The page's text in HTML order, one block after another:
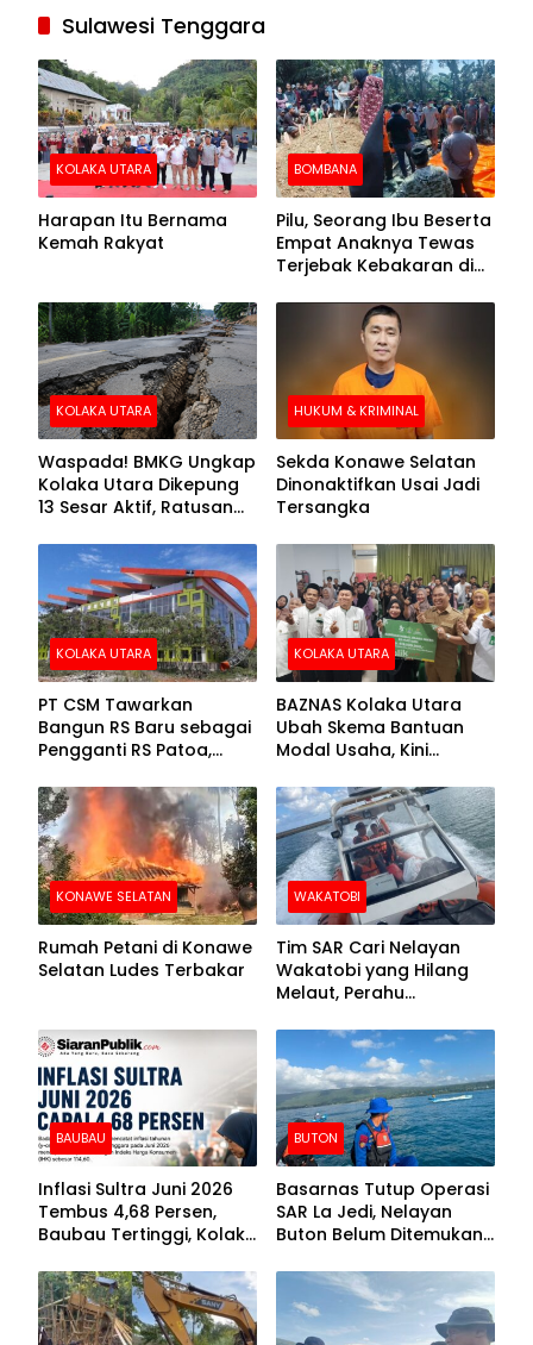
Sulawesi Tenggara
KOLAKA UTARA
Harapan Itu Bernama
Kemah Rakyat
BOMBANA
Pilu, Seorang Ibu Beserta
Empat Anaknya Tewas
Terjebak Kebakaran di
KOLAKA UTARA
Waspada! BMKG Ungkap
Kolaka Utara Dikepung
13 Sesar Aktif, Ratusan
HUKUM & KRIMINAL
Sekda Konawe Selatan
Dinonaktifkan Usai Jadi
Tersangka
KOLAKA UTARA
PT CSM Tawarkan
Bangun RS Baru sebagai
Pengganti RS Patoa,
Kolut
KOLAKA UTARA
BAZNAS Kolaka Utara
Ubah Skema Bantuan
Modal Usaha, Kini
Barang Senilai Rp419,5
Juta
KONAWE SELATAN
Rumah Petani di Konawe
Selatan Ludes Terbakar
WAKATOBI
Tim SAR Cari Nelayan
Wakatobi yang Hilang
Melaut, Perahu
Kemasukan Air
BAUBAU
Inflasi Sultra Juni 2026
Tembus 4,68 Persen,
Baubau Tertinggi, Kolaka
BUTON
Basarnas Tutup Operasi
SAR La Jedi, Nelayan
Buton Belum Ditemukan